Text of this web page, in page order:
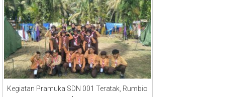
Kegiatan Pramuka SDN 001 Teratak, Rumbio